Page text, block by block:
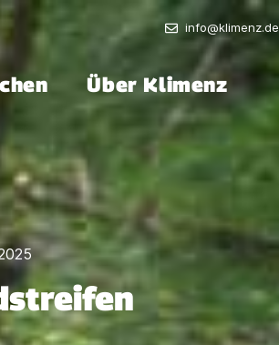
info@klimenz.de
Über Klimenz